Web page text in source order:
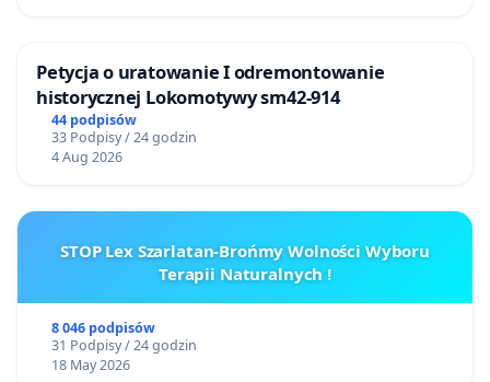
Petycja o uratowanie I odremontowanie
historycznej Lokomotywy sm42-914
44 podpisów
33 Podpisy / 24 godzin
4 Aug 2026
STOP Lex Szarlatan-Brońmy Wolności Wyboru
Terapii Naturalnych !
8 046 podpisów
31 Podpisy / 24 godzin
18 May 2026